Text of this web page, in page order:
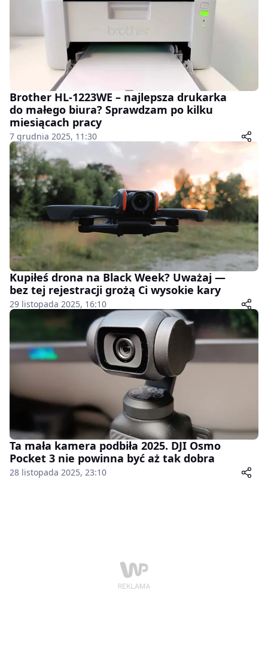
Brother HL-1223WE – najlepsza drukarka
do małego biura? Sprawdzam po kilku
miesiącach pracy
7 grudnia 2025, 11:30
Kupiłeś drona na Black Week? Uważaj —
bez tej rejestracji grożą Ci wysokie kary
29 listopada 2025, 16:10
Ta mała kamera podbiła 2025. DJI Osmo
Pocket 3 nie powinna być aż tak dobra
28 listopada 2025, 23:10